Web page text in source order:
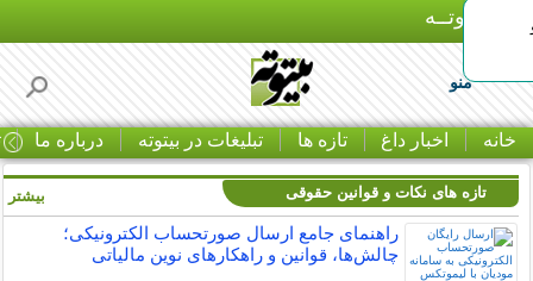
بـیتوتــه
منو
خانه اخبار داغ تازه ها تبلیغات در بیتوته درباره ما
تازه های نکات و قوانین حقوقی
راهنمای جامع ارسال صورتحساب الکترونیکی؛
چالش‌ها، قوانین و راهکارهای نوین مالیاتی
بیشتر